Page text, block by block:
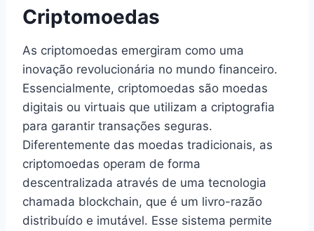
Criptomoedas
As criptomoedas emergiram como uma
inovação revolucionária no mundo financeiro.
Essencialmente, criptomoedas são moedas
digitais ou virtuais que utilizam a criptografia
para garantir transações seguras.
Diferentemente das moedas tradicionais, as
criptomoedas operam de forma
descentralizada através de uma tecnologia
chamada blockchain, que é um livro-razão
distribuído e imutável. Esse sistema permite